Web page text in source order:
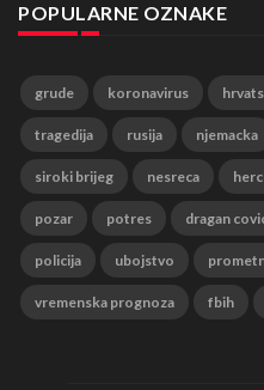
POPULARNE OZNAKE
grude koronavirus
tragedija rusija njemacka
siroki brijeg nesreca
pozar potres dragan
policija ubojstvo
vremenska prognoza fbih